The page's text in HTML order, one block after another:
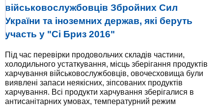
військовослужбовців Збройних Сил
України та іноземних держав, які беруть
участь у "Сі Бриз 2016"
Під час перевірки продовольчих складів частини,
холодильного устаткування, місць зберігання продуктів
харчування військовослужбовців, овочесховища були
виявлені запаси неякісних, зіпсованих продуктів
харчування. Всі продукти харчування зберігалися в
антисанітарних умовах, температурний режим